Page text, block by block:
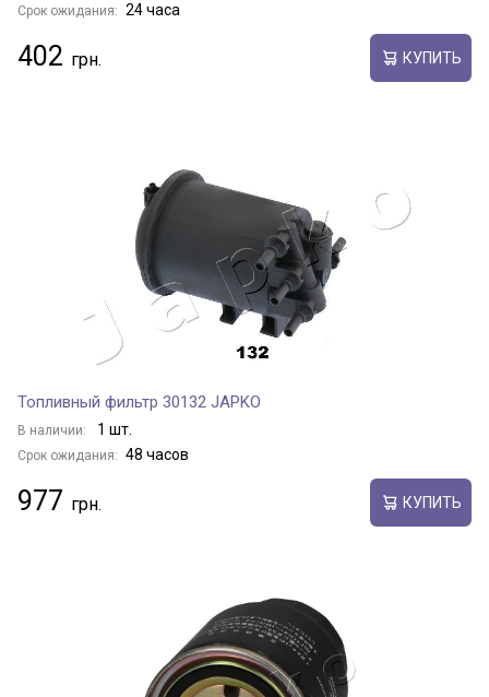
Срок ожидания: 24 часа
402 КУПИТЬ
Топливный фильтр 30132 JAPKO
В наличии: 1 шт.
Срок ожидания: 48 часов
977 КУПИТЬ